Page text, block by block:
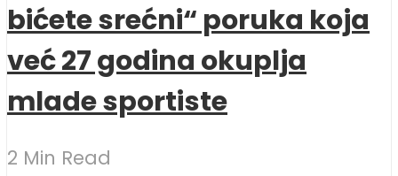
bićete srećni“ poruka koja
već 27 godina okuplja
mlade sportiste
2 Min Read